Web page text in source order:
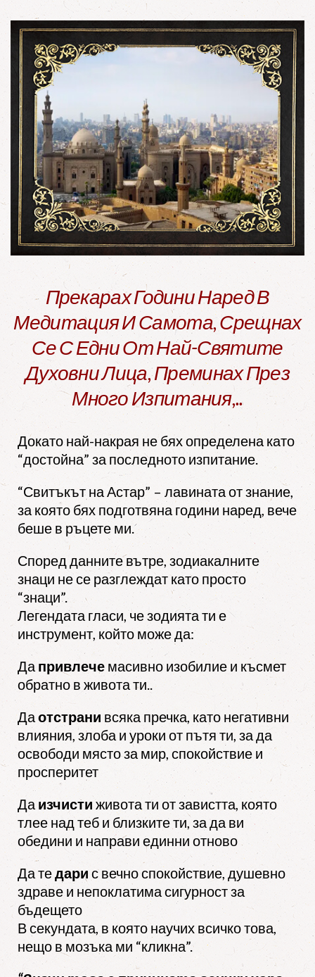
Прекарах Години Наред В
Медитация И Самота, Срещнах
Се С Едни От Най-Святите
Духовни Лица, Преминах През
Много Изпитания,..
Докато най-накрая не бях определена като
“достойна” за последното изпитание.
“Свитъкът на Астар” – лавината от знание,
за която бях подготвяна години наред, вече
беше в ръцете ми.
Според данните вътре, зодиакалните
знаци не се разглеждат като просто
“знаци”.
Легендата гласи, че зодията ти е
инструмент, който може да:
Да привлече масивно изобилие и късмет
обратно в живота ти..
Даотстрани всяка пречка, като негативни
влияния, злоба и уроки от пътя ти, за да
освободи място за мир, спокойствие и
просперитет
Да изчисти живота ти от завистта, която
тлее над теб и близките ти, за да ви
обедини и направи единни отново
Да тедари с вечно спокойствие, душевно
здраве и непоклатима сигурност за
бъдещето
В секундата, в която научих всичко това,
нещо в мозъка ми “кликна”.